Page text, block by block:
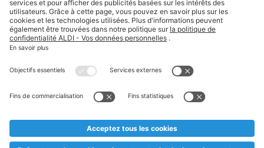
Textes marqués d'un astérisque et mentions légales
* Nous vendons ces articles temporairement et jusqu'à
au cas où, malgré le planning bien étudié, nous serions
prématurément en rupture de stock. Prix Recupel et TVA incl.
** Sur ce site, l’utilisation de la forme masculine a été adoptée